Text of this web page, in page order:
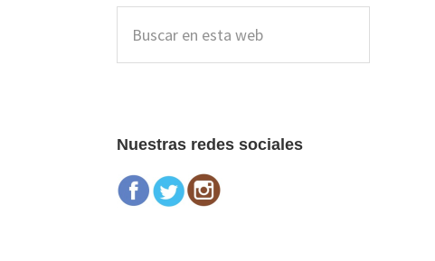
lateral
principal
esta
Nuestras redes sociales